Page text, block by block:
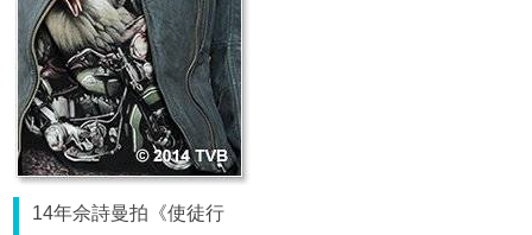
14年佘詩曼拍《使徒行